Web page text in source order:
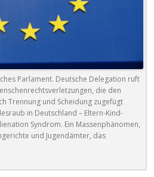
Parlament. Deutsche Delegation ruft
die den
Trennung und Scheidung zugefügt
in Deutschland – Eltern-Kind-
Syndrom. Ein Massenphänomen,
und Jugendämter, das